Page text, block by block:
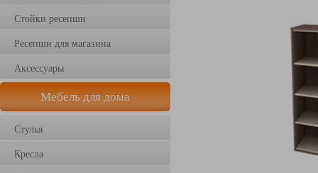
Стойки ресепшн
Ресепшн для магазина
Аксессуары
Мебель для дома
Стулья
Кресла